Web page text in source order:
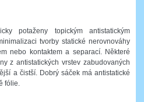
potaženy topickým antistatickým
tvorby statické nerovnováhy
nebo kontaktem a separací. Některé
z antistatických vrstev zabudovaných
a čistší. Dobrý sáček má antistatické
fólie.